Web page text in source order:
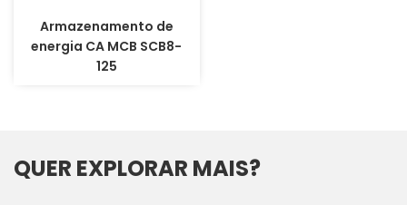
Armazenamento de
energia CA MCB SCB8-
125
QUER EXPLORAR MAIS?